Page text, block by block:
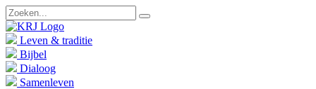
Leven & traditie
Bijbel
Dialoog
Samenleven